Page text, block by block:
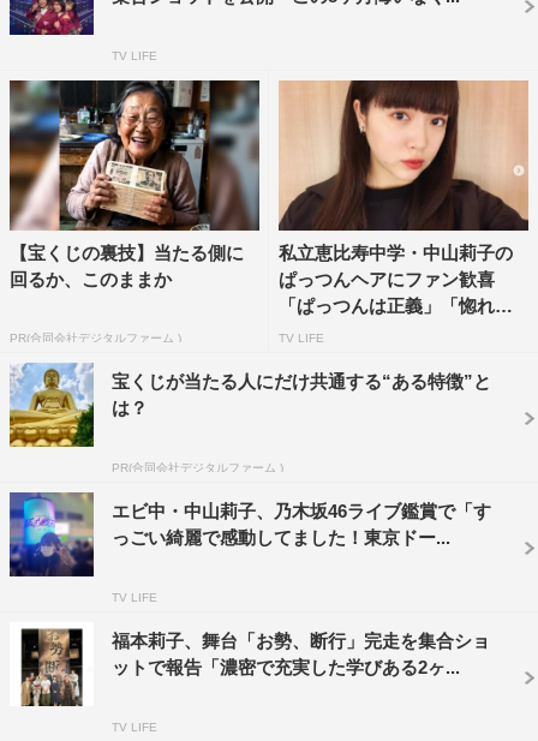
TV LIFE
【宝くじの裏技】当たる側に
回るか、このままか
PR(合同会社デジタルファーム )
私立恵比寿中学・中山莉子の
ぱっつんヘアにファン歓喜
「ぱっつんは正義」「惚れた
っ！...
TV LIFE
宝くじが当たる人にだけ共通する“ある特徴”と
は？
PR(合同会社デジタルファーム )
エビ中・中山莉子、乃木坂46ライブ鑑賞で「す
っごい綺麗で感動してました！東京ドー...
TV LIFE
福本莉子、舞台「お勢、断行」完走を集合ショ
ットで報告「濃密で充実した学びある2ヶ...
TV LIFE